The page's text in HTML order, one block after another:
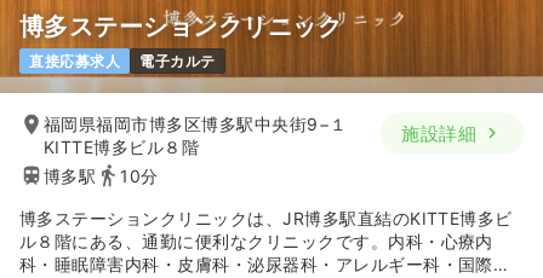
博多ステーションクリニック
直接応募求人 電子カルテ
福岡県福岡市博多区博多駅中央街9−１
KITTE博多ビル８階
博多駅
10分
施設詳細
博多ステーションクリニックは、JR博多駅直結のKITTE博多ビ
ル８階にある、通勤に便利なクリニックです。内科・心療内
科・睡眠障害内科・皮膚科・泌尿器科・アレルギー科・国際外